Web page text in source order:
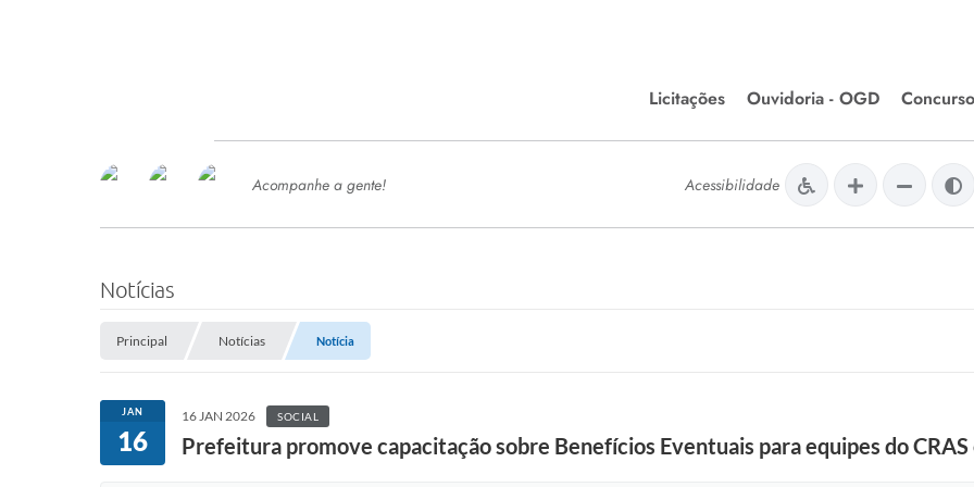
Licitações
Editais de Licitações
Chamamentos Públicos
Ouvidoria - OGD
SERVIÇOS
SEMED
Processo de Contratação -
Concursos e Processos Seletivos
Esporte
Meio Ambiente
Diário Oficial
Acompanhe a gente! Acessibilidade
Notícias
Principal Notícias Notícia
JAN
16
16 JAN 2026 SOCIAL
Prefeitura promove capacitação sobre Benefícios Eventuais para equipes do CRAS